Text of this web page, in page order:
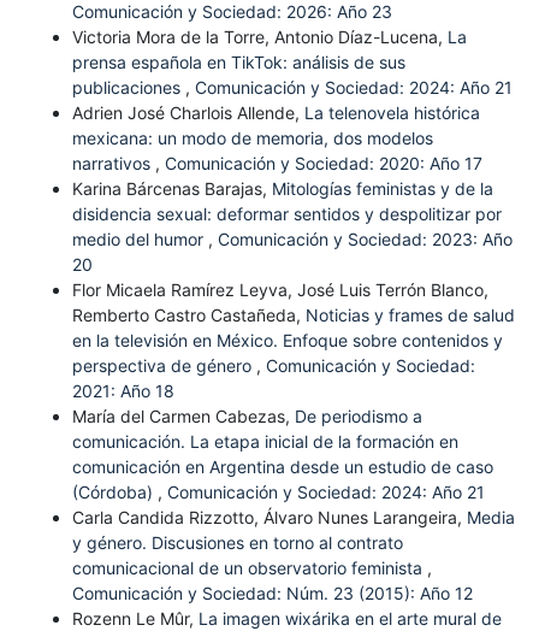
Comunicación y Sociedad: 2026: Año 23
Victoria Mora de la Torre, Antonio Díaz-Lucena, La
prensa española en TikTok: análisis de sus
publicaciones , Comunicación y Sociedad: 2024: Año 21
Adrien José Charlois Allende, La telenovela histórica
mexicana: un modo de memoria, dos modelos
narrativos , Comunicación y Sociedad: 2020: Año 17
Karina Bárcenas Barajas, Mitologías feministas y de la
disidencia sexual: deformar sentidos y despolitizar por
medio del humor , Comunicación y Sociedad: 2023: Año
20
Flor Micaela Ramírez Leyva, José Luis Terrón Blanco,
Remberto Castro Castañeda, Noticias y frames de salud
en la televisión en México. Enfoque sobre contenidos y
perspectiva de género , Comunicación y Sociedad:
2021: Año 18
María del Carmen Cabezas, De periodismo a
comunicación. La etapa inicial de la formación en
comunicación en Argentina desde un estudio de caso
(Córdoba) , Comunicación y Sociedad: 2024: Año 21
Carla Candida Rizzotto, Álvaro Nunes Larangeira, Media
y género. Discusiones en torno al contrato
comunicacional de un observatorio feminista ,
Comunicación y Sociedad: Núm. 23 (2015): Año 12
Rozenn Le Mûr, La imagen wixárika en el arte mural de